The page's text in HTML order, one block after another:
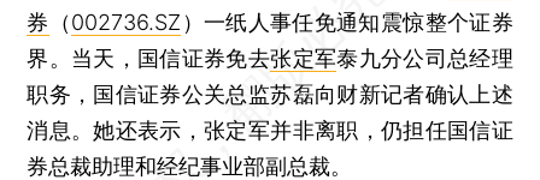
券 （002736.SZ ）一纸人事任免通知震惊整个证券
界。当天，国信证券免去张定军泰九分公司总经理
职务，国信证券公关总监苏磊向财新记者确认上述
消息。她还表示，张定军并非离职，仍担任国信证
券总裁助理和经纪事业部副总裁。